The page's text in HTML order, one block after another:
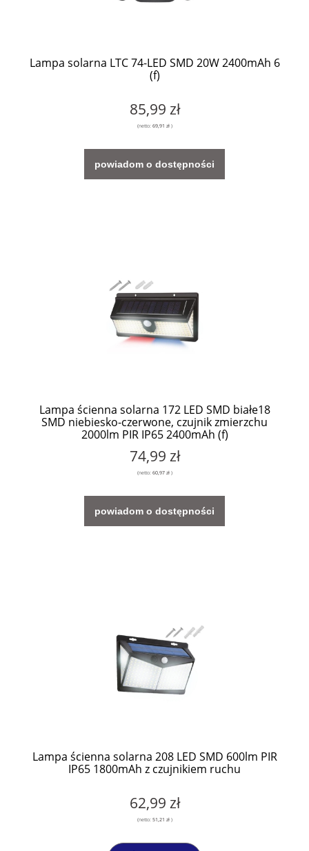
Lampa solarna LTC 74-LED SMD 20W 2400mAh 6
(f)
85,99 zł
(netto: 69,91 zł)
powiadom o dostępności
Lampa ścienna solarna 172 LED SMD białe18
SMD niebiesko-czerwone, czujnik zmierzchu
2000lm PIR IP65 2400mAh (f)
74,99 zł
(netto: 60,97 zł)
powiadom o dostępności
Lampa ścienna solarna 208 LED SMD 600lm PIR
IP65 1800mAh z czujnikiem ruchu
62,99 zł
(netto: 51,21 zł)